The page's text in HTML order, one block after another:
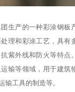
生产的一种彩涂钢板
理和彩涂工艺，具有
紫外线和防火等特点
输等领域，用于建筑
输工具的制造等。